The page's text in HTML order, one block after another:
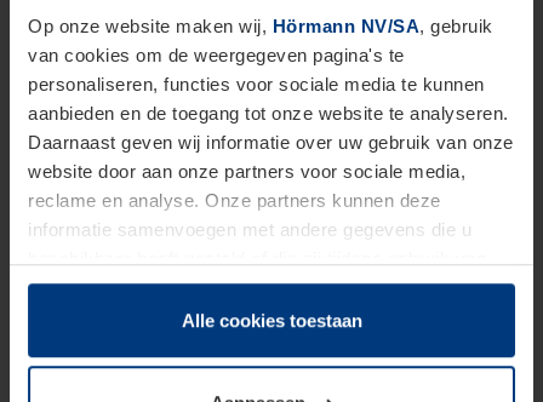
Op onze website maken wij, Hörmann NV/SA, gebruik
van cookies om de weergegeven pagina's te
personaliseren, functies voor sociale media te kunnen
aanbieden en de toegang tot onze website te analyseren.
Daarnaast geven wij informatie over uw gebruik van onze
website door aan onze partners voor sociale media,
reclame en analyse. Onze partners kunnen deze
informatie samenvoegen met andere gegevens die u
hun diensten hebben verzameld.
Juridisch hebben wij het recht om cookies op uw
van deze pagina's absoluut vereist is. Voor alle andere
Alle cookies toestaan